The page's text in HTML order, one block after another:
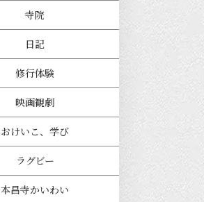
寺院
日記
修行体験
映画観劇
おけいこ、学び
ラグビー
本昌寺かいわい